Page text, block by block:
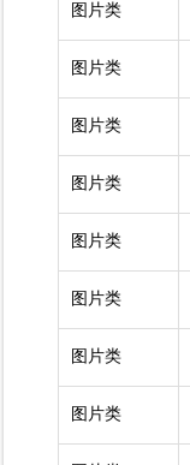
图片类
图片类
图片类
图片类
图片类
图片类
图片类
图片类